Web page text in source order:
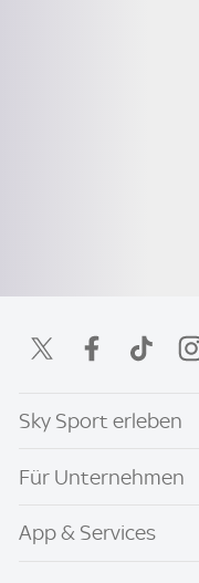
Sky Sport erleben
Für Unternehmen
App & Services